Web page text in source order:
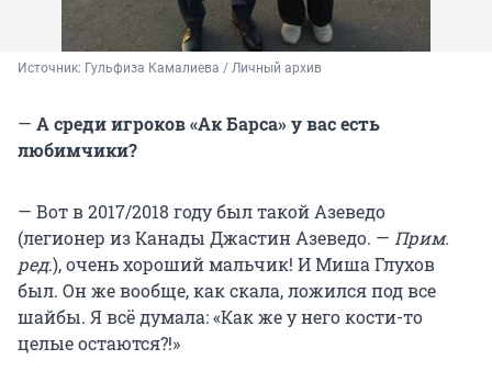
Источник: Гульфиза Камалиева / Личный архив
— А среди игроков «Ак Барса» у вас есть
любимчики?
— Вот в 2017/2018 году был такой Азеведо
(легионер из Канады Джастин Азеведо. — Прим.
ред.), очень хороший мальчик! И Миша Глухов
был. Он же вообще, как скала, ложился под все
шайбы. Я всё думала: «Как же у него кости-то
целые остаются?!»